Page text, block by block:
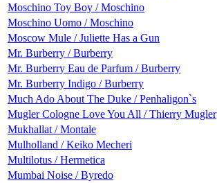
Moschino Toy Boy / Moschino
Moschino Uomo / Moschino
Moscow Mule / Juliette Has a Gun
Mr. Burberry / Burberry
Mr. Burberry Eau de Parfum / Burberry
Mr. Burberry Indigo / Burberry
Much Ado About The Duke / Penhaligon`s
Mugler Cologne Love You All / Thierry Mugler
Mukhallat / Montale
Mulholland / Keiko Mecheri
Multilotus / Hermetica
Mumbai Noise / Byredo